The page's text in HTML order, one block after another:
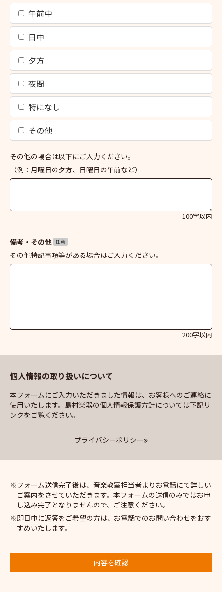
午前中
日中
夕方
夜間
特になし
その他
その他の場合は以下にご入力ください。
（例：月曜日の夕方、日曜日の午前など）
100字以内
備考・その他 任意
その他特記事項等がある場合はご入力ください。
200字以内
個人情報の取り扱いについて
本フォームにご入力いただきました情報は、お客様へのご連絡に
使用いたします。島村楽器の個人情報保護方針については下記リ
ンクをご覧ください。
プライバシーポリシー
フォーム送信完了後は、音楽教室担当者よりお電話にて詳しい
ご案内をさせていただきます。本フォームの送信のみではお申
し込み完了となりませんので、ご注意ください。
即日中に返答をご希望の方は、お電話でのお問い合わせをおす
すめいたします。
内容を確認